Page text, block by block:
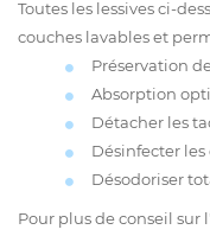
Toutes les lessives ci-
couches lavables et
Préservation
Absorption
Détacher les
Désinfecter les
Désodoriser
Pour plus de conseil sur